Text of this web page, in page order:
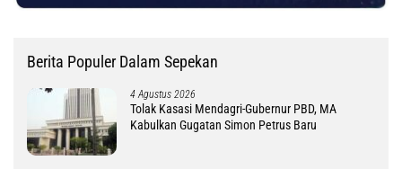
Berita Populer Dalam Sepekan
4 Agustus 2026
Tolak Kasasi Mendagri-Gubernur PBD, MA
Kabulkan Gugatan Simon Petrus Baru